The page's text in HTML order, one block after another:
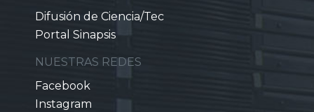
Difusión de Ciencia/Tec
Portal Sinapsis
NUESTRAS REDES
Facebook
Instagram